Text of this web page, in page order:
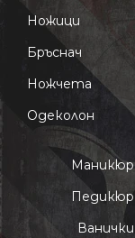
Ножици
Бръснач
Ножчета
Одеколон
Маникюр
Педикюр
Ванички